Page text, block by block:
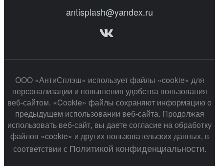
antisplash@yandex.ru
ООО «АнтиСплэш» использует файлы «cookie» для
персонализации и повышения удобства пользования
веб-сайтом. «Cookie» файлы сохраняют информацию о
предыдущем использовании веб-сайта. Продолжая
использовать веб-сайт, вы даете согласие на обработку
файлов «cookie» и других пользовательских данных, в
соответствии с Политикой конфиденциальности.